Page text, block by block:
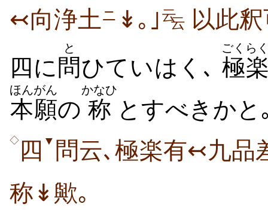
↢向浄土 ニ ↡｡｣ 云云 以此
四に 問
と
ひていはく､ 極
ごくら
本願
ほんがん
の 称
かなひ
とすべきかと
◇ 四 ▼ 問云､極楽有↢九
称↡歟｡